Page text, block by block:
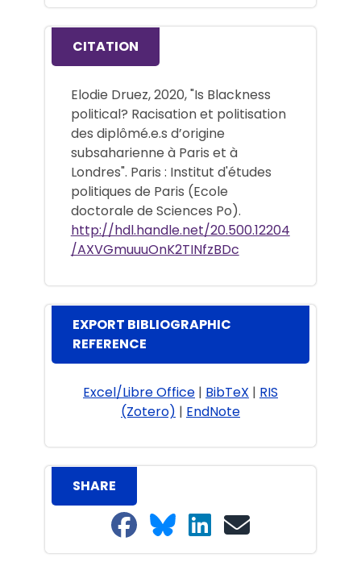
CITATION
Elodie Druez, 2020, "Is Blackness
political? Racisation et politisation
des diplômé.e.s d’origine
subsaharienne à Paris et à
Londres". Paris : Institut d'études
politiques de Paris (Ecole
doctorale de Sciences Po).
http://hdl.handle.net/20.500.12204
/AXVGmuuuOnK2TINfzBDc
EXPORT BIBLIOGRAPHIC
REFERENCE
Excel/Libre Office | BibTeX | RIS
(Zotero) | EndNote
SHARE
Share on Facebook
Share on Bluesky
Share on LinkedIn